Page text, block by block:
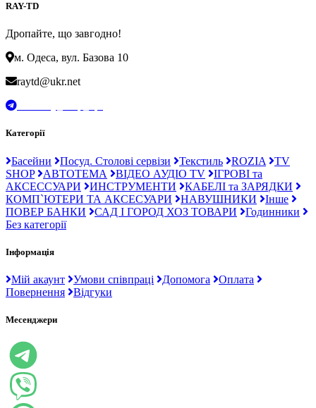
RAY-TD
Дропайте, що завгодно!
м. Одеса, вул. Базова 10
raytd@ukr.net
Категорії
Басейни Посуд. Столові сервізи Текстиль ROZIA
TV
SHOP
АВТОТЕМА ВІДЕО АУДІО TV
ІГРОВІ та
АКСЕССУАРИ
ИНСТРУМЕНТИ
КАБЕЛІ та ЗАРЯДКИ
КОМП`ЮТЕРИ ТА АКСЕСУАРИ
НАВУШНИКИ
Інше
ПОВЕР БАНКИ
САД І ГОРОД ХОЗ ТОВАРИ
Годинники
Без категорії
Інформація
Мій акаунт Умови співпраці Допомога
Оплата
Повернення
Відгуки
Месенджери